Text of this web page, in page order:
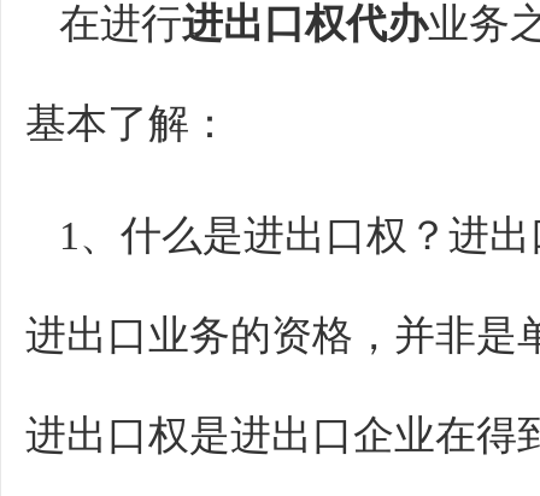
在进行进出口权代办业务
基本了解：
1、什么是进出口权？进
进出口业务的资格，并非是
进出口权是进出口企业在得